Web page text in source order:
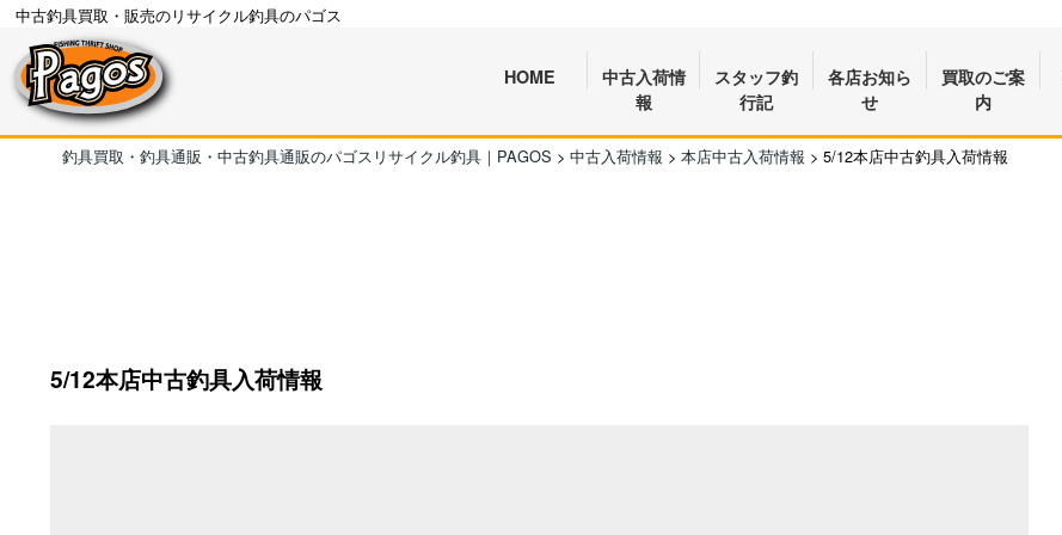
中古釣具買取・販売のリサイクル釣具のパゴス
HOME
中古入荷情
報
スタッフ釣
行記
各店お知ら
せ
買取のご案
内
釣具買取・釣具通販・中古釣具通販のパゴスリサイクル釣具｜PAGOS > 中古入荷情報 > 本店中古入荷情報 > 5/12本店中古釣具入荷情報
5/12本店中古釣具入荷情報